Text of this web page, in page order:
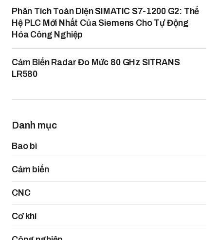
Phân Tích Toàn Diện SIMATIC S7-1200 G2: Thế
Hệ PLC Mới Nhất Của Siemens Cho Tự Động
Hóa Công Nghiệp
Cảm Biến Radar Đo Mức 80 GHz SITRANS
LR580
Danh mục
Bao bì
Cảm biến
CNC
Cơ khí